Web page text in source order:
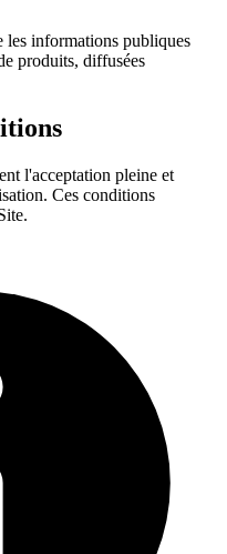
les informations publiques
produits, diffusées
l'acceptation pleine et
Ces conditions